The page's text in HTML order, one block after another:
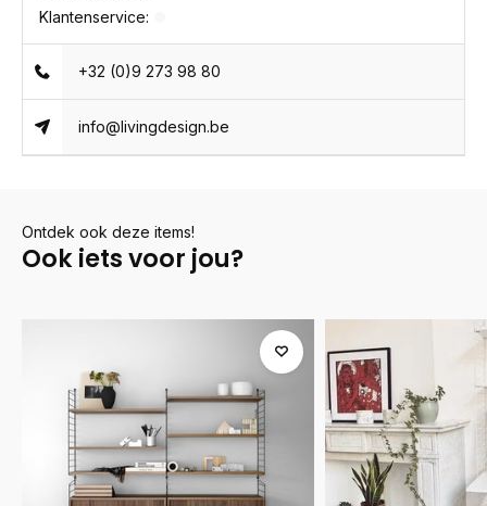
Klantenservice:
+32 (0)9 273 98 80
info@livingdesign.be
Ontdek ook deze items!
Ook iets voor jou?